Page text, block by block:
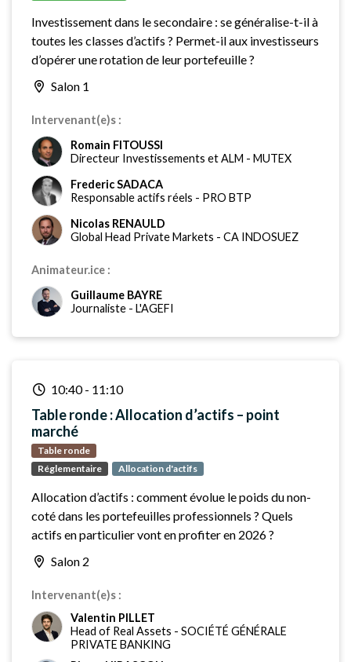
Investissement dans le secondaire : se généralise-t-il à
toutes les classes d’actifs ? Permet-il aux investisseurs
d’opérer une rotation de leur portefeuille ?
Salon 1
Intervenant(e)s :
Romain FITOUSSI
Directeur Investissements et ALM - MUTEX
Frederic SADACA
Responsable actifs réels - PRO BTP
Nicolas RENAULD
Global Head Private Markets - CA INDOSUEZ
Animateur.ice :
Guillaume BAYRE
Journaliste - L'AGEFI
10:40- 11:10
Table ronde : Allocation d’actifs – point
marché
Table ronde
Réglementaire
Allocation d'actifs
Allocation d’actifs : comment évolue le poids du non-
coté dans les portefeuilles professionnels ? Quels
actifs en particulier vont en profiter en 2026 ?
Salon 2
Intervenant(e)s :
Valentin PILLET
Head of Real Assets - SOCIÉTÉ GÉNÉRALE
PRIVATE BANKING